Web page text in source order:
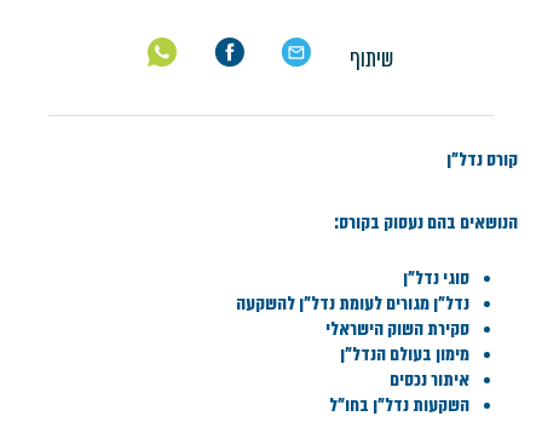
שיתוף
קורס נדל"ן
הנושאים בהם נעסוק בקורס:
סוגי נדל"ן
נדל"ן מגורים לעומת נדל"ן להשקעה
סקירת השוק הישראלי
מימון בעולם הנדל"ן
איתור נכסים
השקעות נדל"ן בחו"ל